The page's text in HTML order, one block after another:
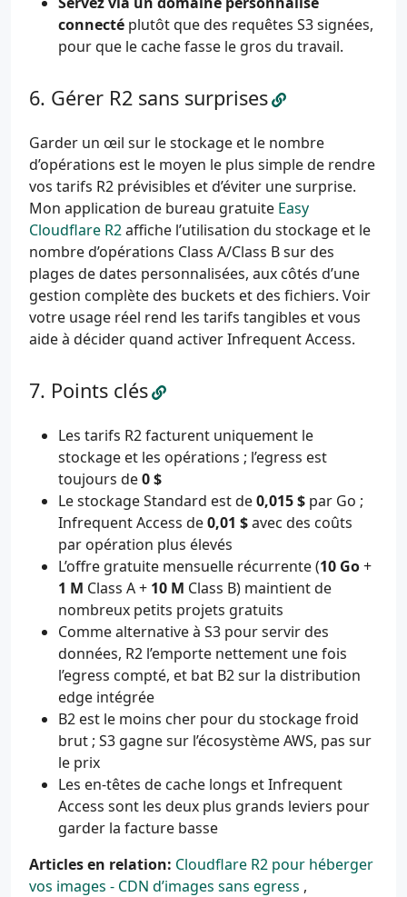
connecté plutôt que des requêtes S3 signées,
pour que le cache fasse le gros du travail.
Gérer R2 sans surprises
Garder un œil sur le stockage et le nombre
d’opérations est le moyen le plus simple de rendre
vos tarifs R2 prévisibles et d’éviter une surprise.
Mon application de bureau gratuite Easy
Cloudflare R2affiche l’utilisation du stockage et le
nombre d’opérations Class A/Class B sur des
plages de dates personnalisées, aux côtés d’une
gestion complète des buckets et des fichiers. Voir
votre usage réel rend les tarifs tangibles et vous
aide à décider quand activer Infrequent Access.
Points clés
Les tarifs R2 facturent uniquement le
stockage et les opérations ; l’egress est
toujours de0 $
Le stockage Standard est de0,015 $ par Go ;
Infrequent Access de0,01 $avec des coûts
par opération plus élevés
L’offre gratuite mensuelle récurrente (10 Go+
1 M Class A + 10 M Class B) maintient de
nombreux petits projets gratuits
Comme alternative à S3 pour servir des
données, R2 l’emporte nettement une fois
l’egress compté, et bat B2 sur la distribution
edge intégrée
B2 est le moins cher pour du stockage froid
brut ; S3 gagne sur l’écosystème AWS, pas sur
le prix
Les en-têtes de cache longs et Infrequent
Access sont les deux plus grands leviers pour
garder la facture basse
Articles en relation: Cloudflare R2 pour héberger
vos images - CDN d’images sans egress ,